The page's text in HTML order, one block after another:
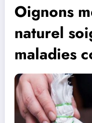
Oignons
naturel
maladies